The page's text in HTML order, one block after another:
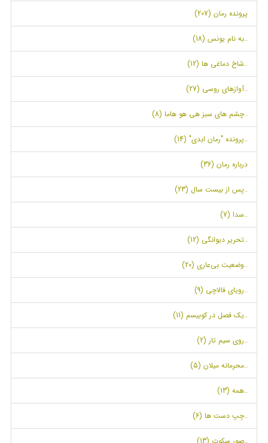
پرونده رمان (207)
..به نام یونس (18)
..شاخ دماغی ها (12)
..آوازهای روسی (27)
..چشم های سبز هی هو هاما (8)
..پرونده "رمان ابدی" (14)
درباره رمان (36)
..پس از بیست سال (23)
..سدا (7)
..تحریر دیوانگی (12)
..وضعیت بی‌عاری (20)
..رویای فالاچی (9)
..یک فصل در کوبیسم (11)
..روی سیم تار (2)
..محرمانه میلان (5)
..همه (13)
..چپ دست ها (6)
..صور سکوت (13)